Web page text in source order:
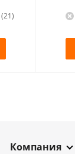
Компания